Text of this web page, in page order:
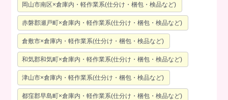
岡山市南区×倉庫内・軽作業系(仕分け・梱包・検品など)
赤磐郡瀬戸町×倉庫内・軽作業系(仕分け・梱包・検品など)
倉敷市×倉庫内・軽作業系(仕分け・梱包・検品など)
和気郡和気町×倉庫内・軽作業系(仕分け・梱包・検品など)
津山市×倉庫内・軽作業系(仕分け・梱包・検品など)
都窪郡早島町×倉庫内・軽作業系(仕分け・梱包・検品など)